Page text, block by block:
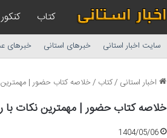
کتاب کنکور
سایت اخبار استانی خبرهای استانی خبرهای
اخبار استانی /کتاب /خلاصه کتاب حضور | مهمترین
خلاصه کتاب حضور | مهمترین نکات با
1404/05/06